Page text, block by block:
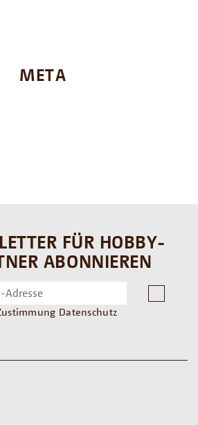
META
FÜR HOBBY-
ABONNIEREN
Datenschutz